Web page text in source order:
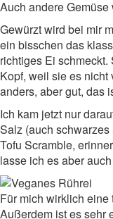
Auch andere
Gewürzt wird bei mir
ein bisschen das
richtiges Ei
Kopf, weil sie es nicht
anders, aber gut, das
Ich kam jetzt nur
Salz (auch
Tofu Scramble,
lasse ich es aber
Für mich wirklich
Außerdem ist es sehr